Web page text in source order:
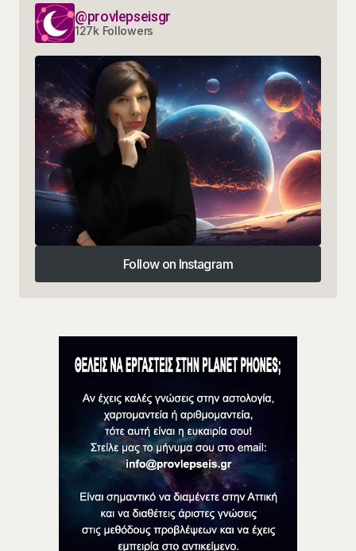
@provlepseisgr
127k Followers
Follow on Instagram
Follow on Instagram